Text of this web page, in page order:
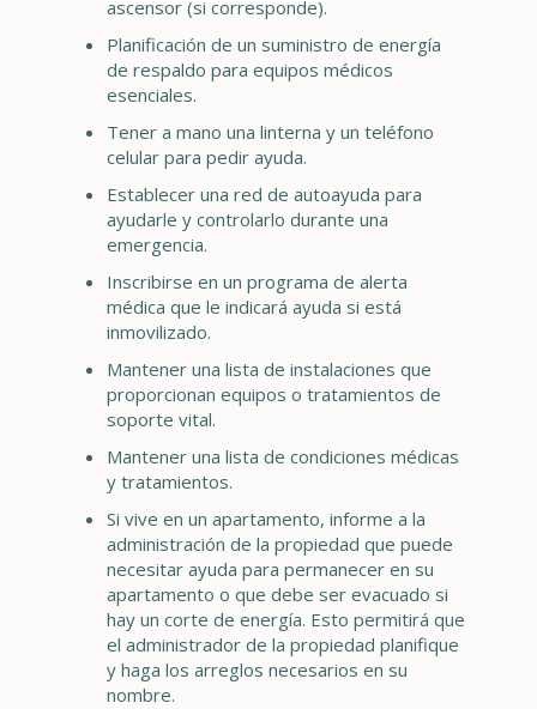
ascensor (si corresponde).
Planificación de un suministro de energía
de respaldo para equipos médicos
esenciales.
Tener a mano una linterna y un teléfono
celular para pedir ayuda.
Establecer una red de autoayuda para
ayudarle y controlarlo durante una
emergencia.
Inscribirse en un programa de alerta
médica que le indicará ayuda si está
inmovilizado.
Mantener una lista de instalaciones que
proporcionan equipos o tratamientos de
soporte vital.
Mantener una lista de condiciones médicas
y tratamientos.
Si vive en un apartamento, informe a la
administración de la propiedad que puede
necesitar ayuda para permanecer en su
apartamento o que debe ser evacuado si
hay un corte de energía. Esto permitirá que
el administrador de la propiedad planifique
y haga los arreglos necesarios en su
nombre.